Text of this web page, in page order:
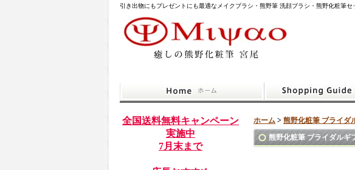
引き出物にもプレゼントにも最適なメイクブラシ・熊野筆 洗顔ブラシ・熊野化粧筆セ
全国送料無料キャンペーン
実施中
7月末まで
ホーム > 熊野化粧筆 ブライダ
熊野化粧筆 ブライダルギ